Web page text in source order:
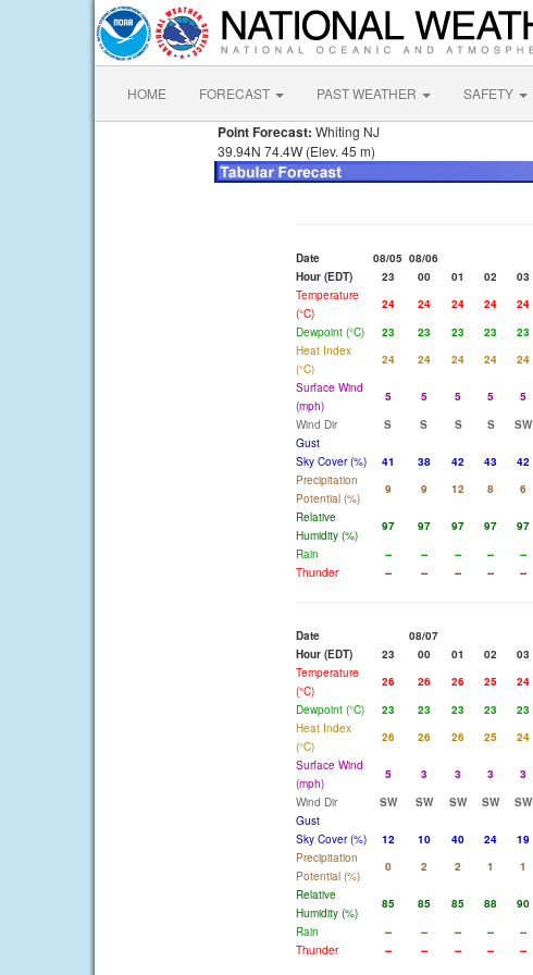
HOME FORECAST PAST WEATHER SAFETY
Point Forecast: Whiting NJ
39.94N 74.4W (Elev. 45 m)
Date 08/05 08/06
Hour (EDT)
23 00 01 02 03
Temperature
(°C)
24 24 24 24 24
Dewpoint (°C)
23 23 23 23 23
Heat Index
(°C)
24 24 24 24 24
Surface Wind
(mph)
5 5 5 5 5
Wind Dir
S S S S SW
Gust
Sky Cover (%)
41 38 42 43 42
Precipitation
Potential (%)
9 9 12 8 6
Relative
Humidity (%)
97 97 97 97 97
Rain
-- -- -- -- --
Thunder
-- -- -- -- --
Date
08/07
Hour (EDT)
23 00 01 02 03
Temperature
(°C)
26 26 26 25 24
Dewpoint (°C)
23 23 23 23 23
Heat Index
(°C)
26 26 26 25 24
Surface Wind
(mph)
5 3 3 3 3
Wind Dir
SW SW SW SW SW
Gust
Sky Cover (%)
12 10 40 24 19
Precipitation
Potential (%)
0 2 2 1 1
Relative
Humidity (%)
85 85 85 88 90
Rain
-- -- -- -- --
Thunder
-- -- -- -- --